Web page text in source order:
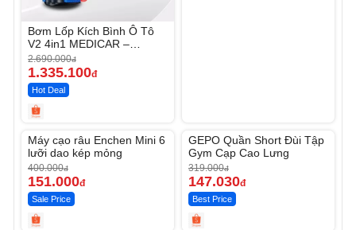
Bơm Lốp Kích Bình Ô Tô
V2 4in1 MEDICAR –
12.000mAh
2.690.000đ
1.335.100đ
Hot Deal
-62%
Máy cạo râu Enchen Mini 6
lưỡi dao kép mỏng
400.000đ
151.000đ
Sale Price
-53%
GEPO Quần Short Đùi Tập
Gym Cạp Cao Lưng
319.000đ
147.030đ
Best Price